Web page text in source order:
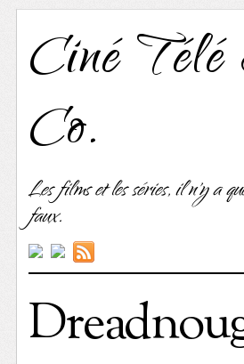
Ciné
Co.
Les films et les séries, il n'y a
faux.